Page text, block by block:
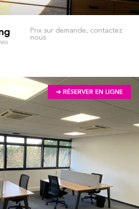
Prix sur demande, contactez
nous
➔ RÉSERVER EN LIGNE